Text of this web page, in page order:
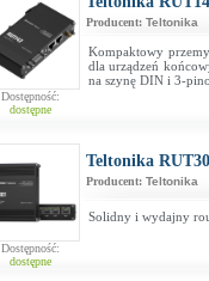
Dostępność:
dostępne
Producent: Teltonika
Kompaktowy
dla urządzeń
na szynę DIN i 3-
Dostępność:
dostępne
Teltonika
Producent: Teltonika
Solidny i wydajny